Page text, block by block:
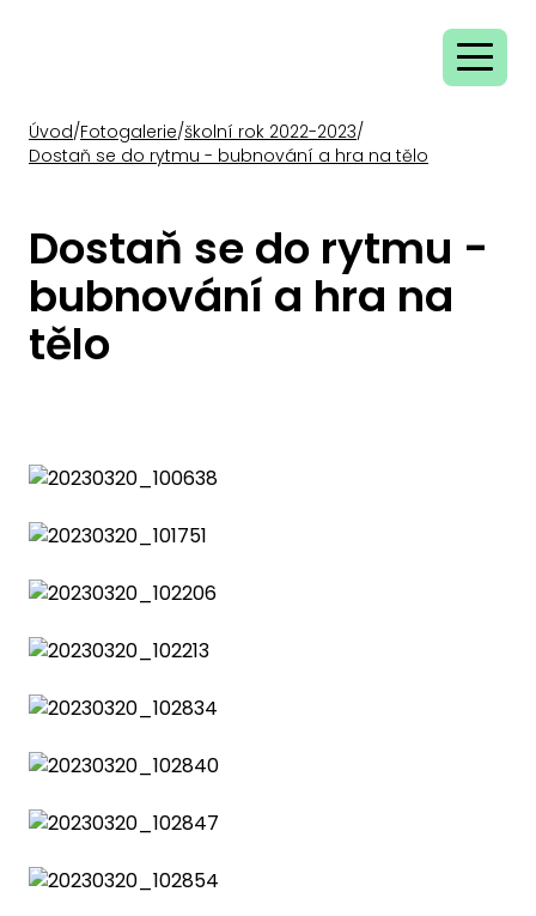
Úvod/Fotogalerie/školní rok 2022-2023/
Dostaň se do rytmu - bubnování a hra na tělo
Dostaň se do rytmu -
bubnování a hra na
tělo